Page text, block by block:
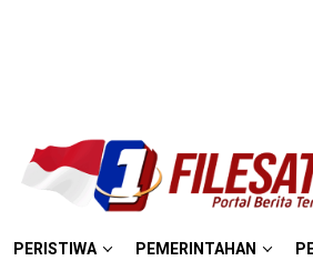
PERISTIWA PEMERINTAHAN